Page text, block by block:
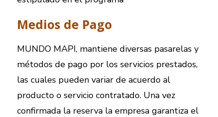
Medios de Pago
MUNDO MAPI, mantiene diversas pasarelas y
métodos de pago por los servicios prestados,
las cuales pueden variar de acuerdo al
producto o servicio contratado. Una vez
confirmada la reserva la empresa garantiza el